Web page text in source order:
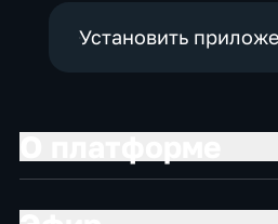
Установить